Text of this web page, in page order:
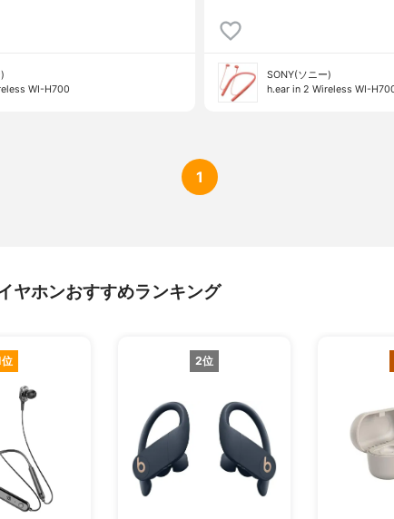
WI-H700
SONY(ソニー)
h.ear in 2 Wireless WI-
1
ヤホンおすすめランキング
位 2位